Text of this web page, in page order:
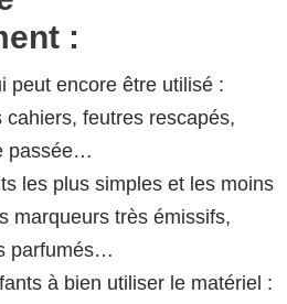
:
peut encore être utilisé :
cahiers, feutres rescapés,
passée…
les plus simples et les moins
marqueurs très émissifs,
parfumés…
à bien utiliser le matériel :